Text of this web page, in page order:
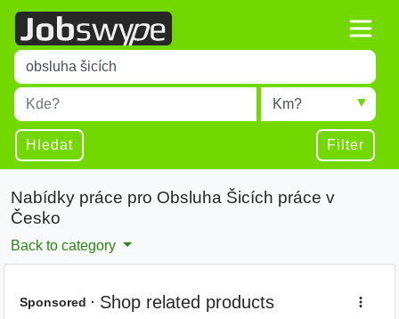
Title
Type 1 or more characters for results.
Místo
Type 1 or more characters for results.
Radius
Hledat Filter
Nabídky práce pro Obsluha Šicích práce v
Česko
Back to category